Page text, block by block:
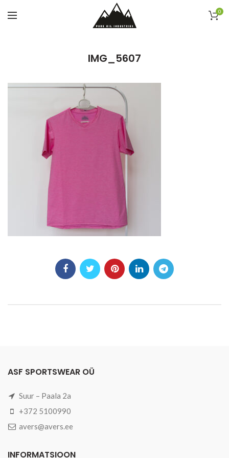
0
IMG_5607
ASF SPORTSWEAR OÜ
Suur – Paala 2a
+372 5100990
avers@avers.ee
INFORMATSIOON